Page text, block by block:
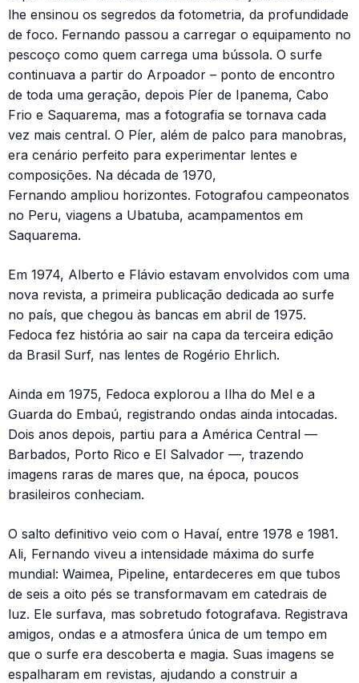
lhe ensinou os segredos da fotometria, da profundidade
de foco. Fernando passou a carregar o equipamento no
pescoço como quem carrega uma bússola. O surfe
continuava a partir do Arpoador – ponto de encontro
de toda uma geração, depois Píer de Ipanema, Cabo
Frio e Saquarema, mas a fotografia se tornava cada
vez mais central. O Píer, além de palco para manobras,
era cenário perfeito para experimentar lentes e
composições. Na década de 1970,
Fernando ampliou horizontes. Fotografou campeonatos
no Peru, viagens a Ubatuba, acampamentos em
Saquarema.
Em 1974, Alberto e Flávio estavam envolvidos com uma
nova revista, a primeira publicação dedicada ao surfe
no país, que chegou às bancas em abril de 1975.
Fedoca fez história ao sair na capa da terceira edição
da Brasil Surf, nas lentes de Rogério Ehrlich.
Ainda em 1975, Fedoca explorou a Ilha do Mel e a
Guarda do Embaú, registrando ondas ainda intocadas.
Dois anos depois, partiu para a América Central —
Barbados, Porto Rico e El Salvador —, trazendo
imagens raras de mares que, na época, poucos
brasileiros conheciam.
O salto definitivo veio com o Havaí, entre 1978 e 1981.
Ali, Fernando viveu a intensidade máxima do surfe
mundial: Waimea, Pipeline, entardeceres em que tubos
de seis a oito pés se transformavam em catedrais de
luz. Ele surfava, mas sobretudo fotografava. Registrava
amigos, ondas e a atmosfera única de um tempo em
que o surfe era descoberta e magia. Suas imagens se
espalharam em revistas, ajudando a construir a